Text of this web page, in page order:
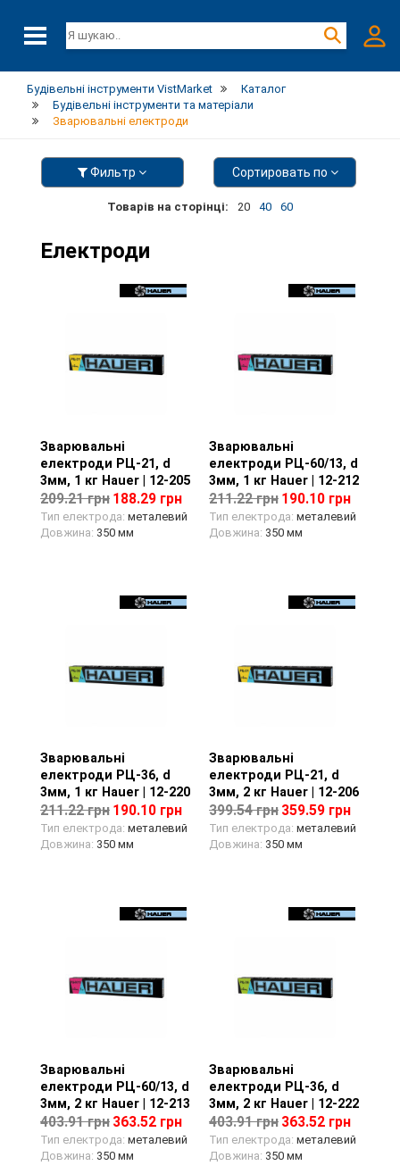
Будівельні інструменти VistMarket
Каталог
Будівельні інструменти та матеріали
Зварювальні електроди
Фильтр Сортировать по
Товарів на сторінці: 20 40 60
Електроди
Перегляд товару
Зварювальні
електроди РЦ-21, d
3мм, 1 кг Hauer | 12-205
209.21 грн 188.29 грн
Тип електрода: металевий
Довжина: 350 мм
Перегляд товару
Зварювальні
електроди РЦ-60/13, d
3мм, 1 кг Hauer | 12-212
211.22 грн 190.10 грн
Тип електрода: металевий
Довжина: 350 мм
Перегляд товару
Зварювальні
електроди РЦ-36, d
3мм, 1 кг Hauer | 12-220
211.22 грн 190.10 грн
Тип електрода: металевий
Довжина: 350 мм
Перегляд товару
Зварювальні
електроди РЦ-21, d
3мм, 2 кг Hauer | 12-206
399.54 грн 359.59 грн
Тип електрода: металевий
Довжина: 350 мм
Перегляд товару
Зварювальні
електроди РЦ-60/13, d
3мм, 2 кг Hauer | 12-213
403.91 грн 363.52 грн
Тип електрода: металевий
Довжина: 350 мм
Перегляд товару
Зварювальні
електроди РЦ-36, d
3мм, 2 кг Hauer | 12-222
403.91 грн 363.52 грн
Тип електрода: металевий
Довжина: 350 мм